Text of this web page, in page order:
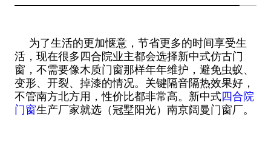
为了生活的更加惬意，节省更多的时间享受生
活，现在很多四合院业主都会选择新中式仿古门
窗，不需要像木质门窗那样年年维护，避免虫蚁、
变形、开裂、掉漆的情况。关键隔音隔热效果好，
不管南方北方用，性价比都非常高。新中式四合院
门窗生产厂家就选（冠墅阳光）南京阔曼门窗厂。